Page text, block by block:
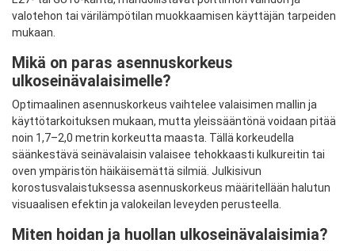
valotehon tai värilämpötilan muokkaamisen käyttäjän tarpeiden
mukaan.
Mikä on paras asennuskorkeus
ulkoseinävalaisimelle?
Optimaalinen asennuskorkeus vaihtelee valaisimen mallin ja
käyttötarkoituksen mukaan, mutta yleissääntönä voidaan pitää
noin 1,7–2,0 metrin korkeutta maasta. Tällä korkeudella
säänkestävä seinävalaisin valaisee tehokkaasti kulkureitin tai
oven ympäristön häikäisemättä silmiä. Julkisivun
korostusvalaistuksessa asennuskorkeus määritellään halutun
visuaalisen efektin ja valokeilan leveyden perusteella.
Miten hoidan ja huollan ulkoseinävalaisimia?